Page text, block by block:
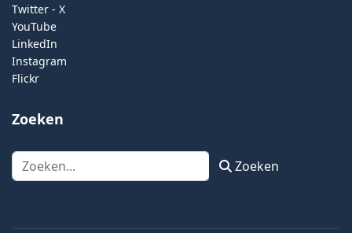
Twitter - X
YouTube
LinkedIn
Instagram
Flickr
Zoeken
Zoeken Zoeken